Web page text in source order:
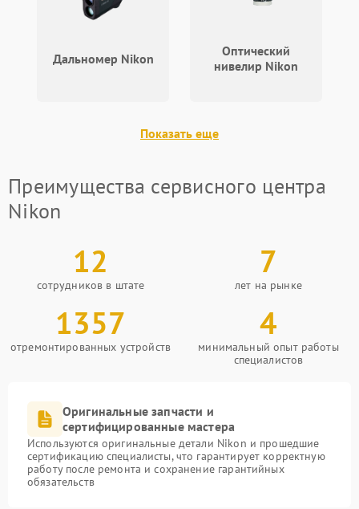
Дальномер Nikon
Оптический
нивелир Nikon
Показать еще
Преимущества сервисного центра
Nikon
12
сотрудников в штате
7
лет на рынке
1357
отремонтированных устройств
4
минимальный опыт работы
специалистов
Оригинальные запчасти и
сертифицированные мастера
Используются оригинальные детали Nikon и прошедшие
сертификацию специалисты, что гарантирует корректную
работу после ремонта и сохранение гарантийных
обязательств